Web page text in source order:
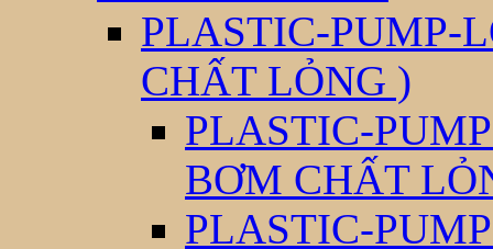
PLASTIC-PUMP-
CHẤT LỎNG )
PLASTIC-
BƠM CHẤT
PLASTIC-